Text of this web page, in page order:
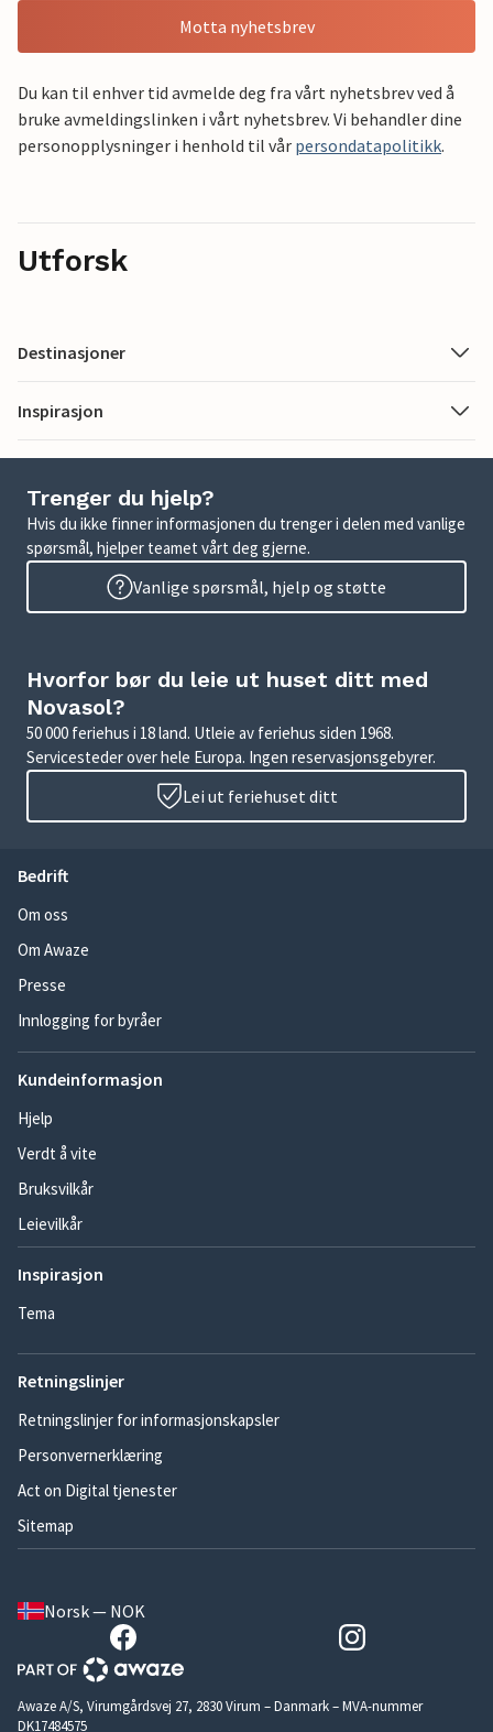
Motta nyhetsbrev
Du kan til enhver tid avmelde deg fra vårt nyhetsbrev ved å
bruke avmeldingslinken i vårt nyhetsbrev. Vi behandler dine
personopplysninger i henhold til vår persondatapolitikk.
Utforsk
Destinasjoner
Inspirasjon
Trenger du hjelp?
Hvis du ikke finner informasjonen du trenger i delen med vanlige
spørsmål, hjelper teamet vårt deg gjerne.
Vanlige spørsmål, hjelp og støtte
Hvorfor bør du leie ut huset ditt med
Novasol?
50 000 feriehus i 18 land. Utleie av feriehus siden 1968.
Servicesteder over hele Europa. Ingen reservasjonsgebyrer.
Lei ut feriehuset ditt
Bedrift
Om oss
Om Awaze
Presse
Innlogging for byråer
Kundeinformasjon
Hjelp
Verdt å vite
Bruksvilkår
Leievilkår
Inspirasjon
Tema
Retningslinjer
Retningslinjer for informasjonskapsler
Personvernerklæring
Act on Digital tjenester
Sitemap
Norsk — NOK
Awaze A/S, Virumgårdsvej 27, 2830 Virum – Danmark – MVA-nummer
DK17484575